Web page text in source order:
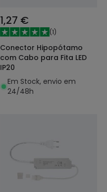
1,27 €
(1)
Conector Hipopótamo
com Cabo para Fita LED
IP20
Em Stock, envio em
24/48h